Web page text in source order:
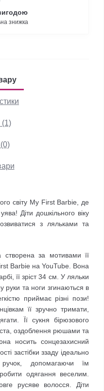
знижка
(1)
(0)
світу My First Barbie, де
Діти дошкільного віку
з ляльками та
за мотивами її
Barbie на YouTube. Вона
її зріст 34 см. У ляльки
руки та ноги згинаються в
приймає різні пози!
її зручно тримати,
Її сукня бірюзового
оздоблення рюшами та
носить сонцезахисний
застібки ззаду ідеально
допомагаючи їм
одягання веселим.
русяве волосся. Діти